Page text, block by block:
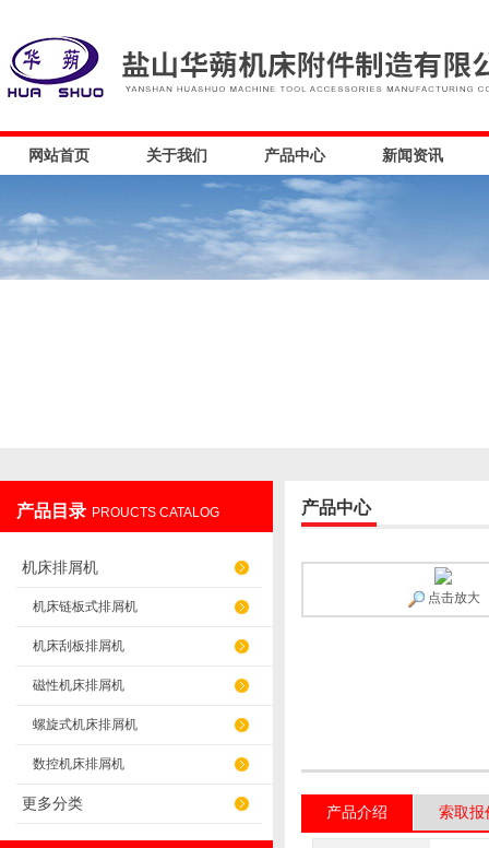
网站首页 关于我们 产品中心 新闻资讯
产品目录 PROUCTS CATALOG
机床排屑机
机床链板式排屑机
机床刮板排屑机
磁性机床排屑机
螺旋式机床排屑机
数控机床排屑机
更多分类
产品中心
点击放大
产品介绍 索取报